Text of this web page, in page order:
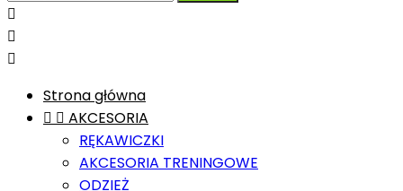



Strona główna
  AKCESORIA
RĘKAWICZKI
AKCESORIA TRENINGOWE
ODZIEŻ